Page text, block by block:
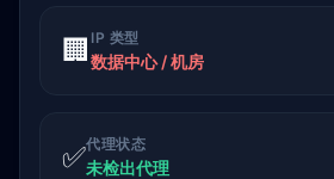
🏢 IP 类型
数据中心 / 机房
✅代理状态
未检出代理